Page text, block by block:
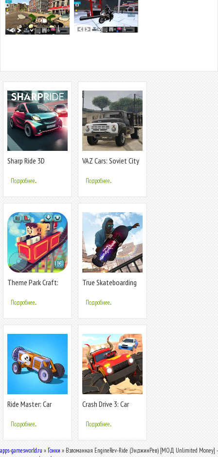
Sharp Ride 3D
Подробнее...
VAZ Cars: Soviet City
Подробнее...
Theme Park Craft:
Подробнее...
True Skateboarding
Подробнее...
Ride Master: Car
Подробнее...
Crash Drive 3: Car
Подробнее...
apps-gamesworld.ru » Гонки » Взломанная EngineRev-Ride (ЭнджинРев) [МОД Unlimited Money] -